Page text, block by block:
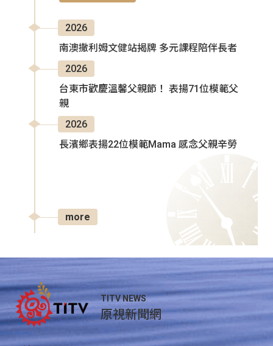
2026
南澳撒利姆文健站揭牌 多元課程陪伴長者
2026
台東市歡慶溫馨父親節！ 表揚71位模範父
親
2026
長濱鄉表揚22位模範Mama 感念父親辛勞
more
TITV NEWS
原視新聞網